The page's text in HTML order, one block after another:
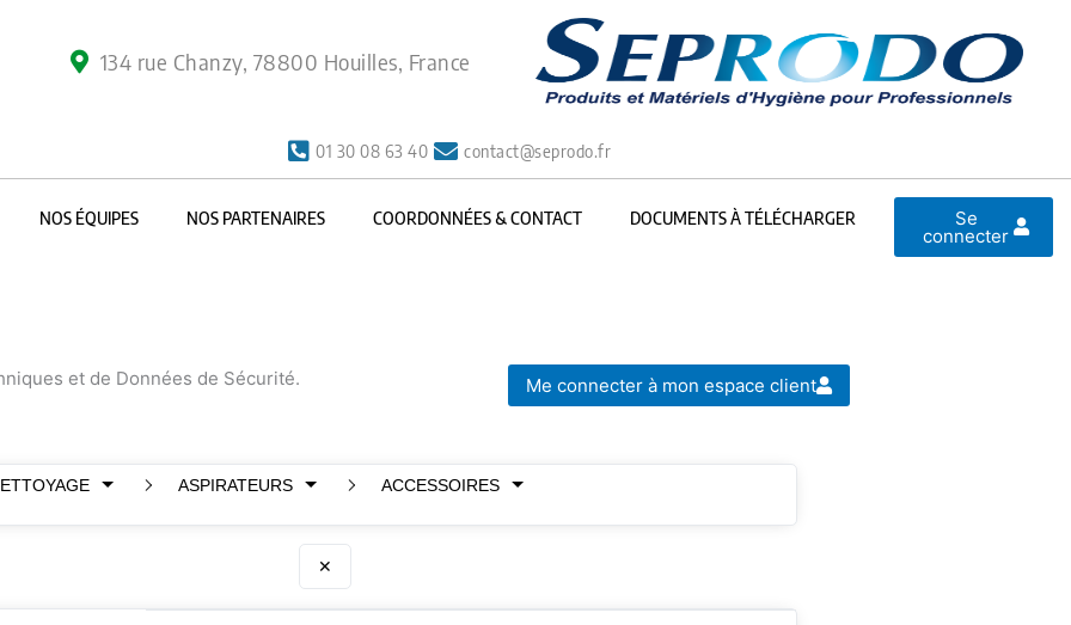
134 rue Chanzy, 78800 Houilles, France
01 30 08 63 40 contact@seprodo.fr
NOS ÉQUIPES NOS PARTENAIRES COORDONNÉES & CONTACT DOCUMENTS À TÉLÉCHARGER Se
connecter
et de Données de Sécurité. Me connecter à mon espace client
ASPIRATEURS ACCESSOIRES
✕